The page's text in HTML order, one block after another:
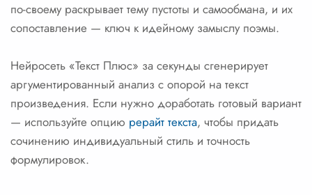
по-своему раскрывает тему пустоты и самообмана, и их
сопоставление — ключ к идейному замыслу поэмы.
Нейросеть «Текст Плюс» за секунды сгенерирует
аргументированный анализ с опорой на текст
произведения. Если нужно доработать готовый вариант
— используйте опцию рерайт текста, чтобы придать
сочинению индивидуальный стиль и точность
формулировок.